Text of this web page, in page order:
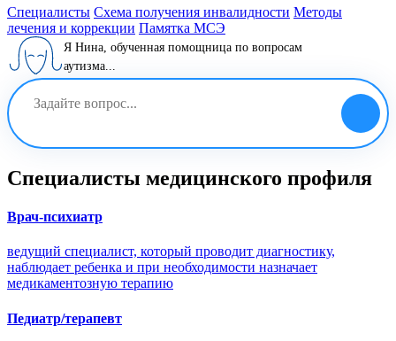
Специалисты Схема получения инвалидности Методы
лечения и коррекции Памятка МСЭ
Я Нина, обученная помощница по вопросам
аутизма...
Специалисты медицинского профиля
Врач-психиатр
ведущий специалист, который проводит диагностику,
наблюдает ребенка и при необходимости назначает
медикаментозную терапию
Педиатр/терапевт